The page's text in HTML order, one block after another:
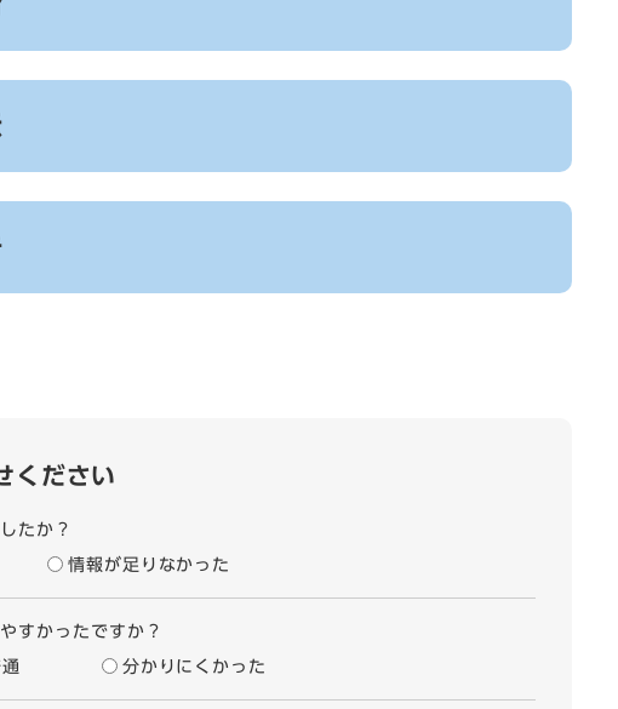
ください
たか？
情報が足りなかった
すかったですか？
分かりにくかった